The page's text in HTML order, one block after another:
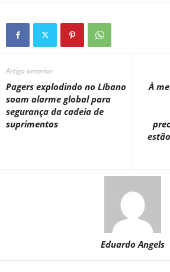
Artigo anterior
Pagers explodindo no Líbano
soam alarme global para
segurança da cadeia de
suprimentos
À
Eduardo Angels